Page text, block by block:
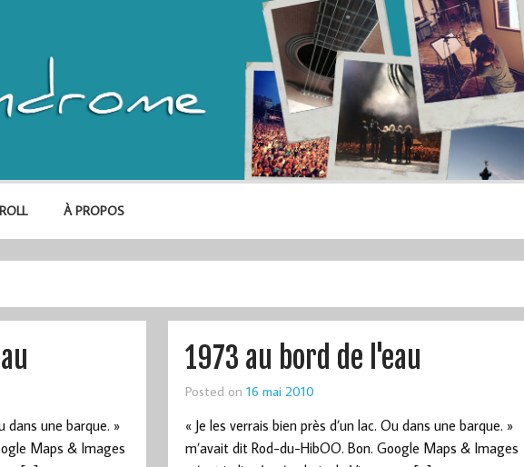
À PROPOS
dans une barque. »
Maps & Images
1973 au bord de l'eau
Posted on 16 mai 2010
« Je les verrais bien près d’un lac. Ou dans une barque. »
m’avait dit Rod-du-HibOO. Bon. Google Maps & Images